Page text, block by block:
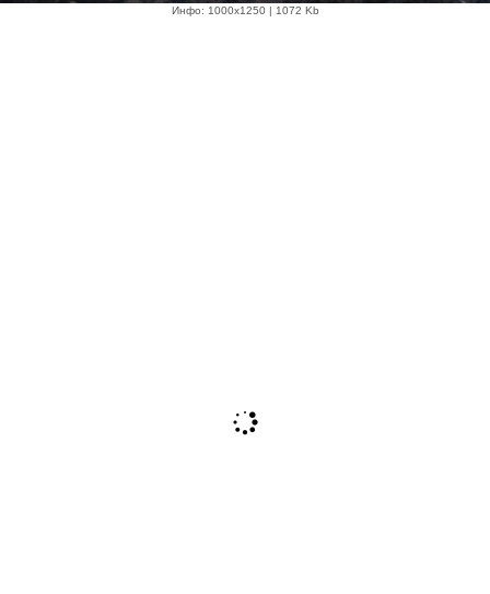
Инфо: 1000х1250 | 1072 Kb